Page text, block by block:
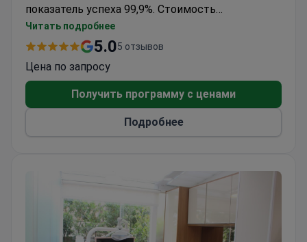
показатель успеха 99,9%. Стоимость
ортодонтического лечения составляет около 2
500–3 000 долларов США; в эту сумму обычно
сканирование, рентгенография и доставка капп
в любую точку мира. Клиника является
официальным провайдером Straumann®, имеет
аккредитацию ADA и принимает исключительно
взрослых пациентов. Доступна поддержка на
Читать подробнее
5.05 отзывов
Цена по запросу
Получить программу с ценами
Подробнее